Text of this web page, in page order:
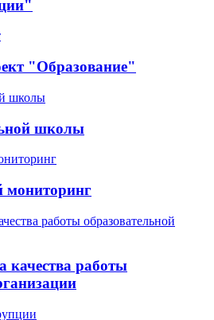
"Образование"
школы
мониторинг
качества работы